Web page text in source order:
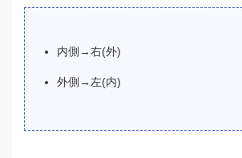
内側→右(外)
外側→左(内)